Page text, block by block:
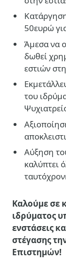
50ευρώ
Άμεσα να
δωθεί
εστιών
του
Αύξηση
καλύπτει
Καλούμε σε
ιδρύματος
ενστάσεις
στέγασης
Επιστημών!